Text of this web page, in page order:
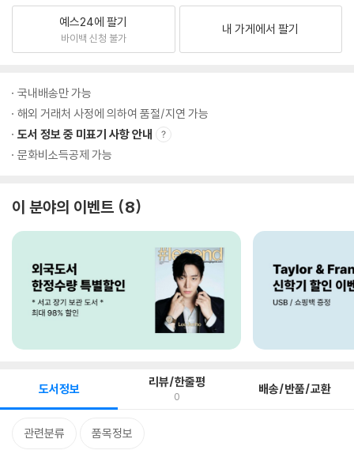
예스24에 팔기
바이백 신청 불가
내 가게에서 팔기
국내배송만 가능
해외 거래처 사정에 의하여 품절/지연 가능
도서 정보 중 미표기 사항 안내
문화비소득공제 가능
이 분야의 이벤트 8
도서정보 리뷰/한줄평
0 배송/반품/교환
관련분류 품목정보